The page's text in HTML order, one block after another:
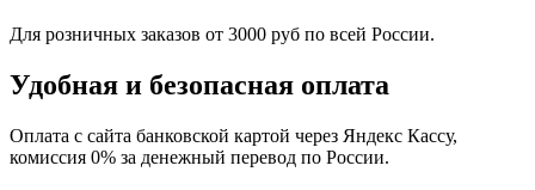
Для розничных заказов от 3000 руб по всей России.
Удобная и безопасная оплата
Оплата с сайта банковской картой через Яндекс Кассу,
комиссия 0% за денежный перевод по России.